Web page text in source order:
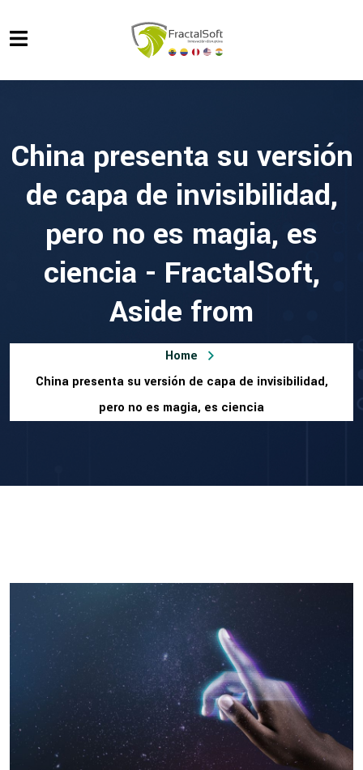
China presenta su versión
de capa de invisibilidad,
pero no es magia, es
ciencia - FractalSoft,
Aside from
Home
China presenta su versión de capa de invisibilidad,
pero no es magia, es ciencia